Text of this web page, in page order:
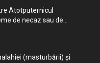
Atotputernicul
de necaz sau de...
(masturbării) şi